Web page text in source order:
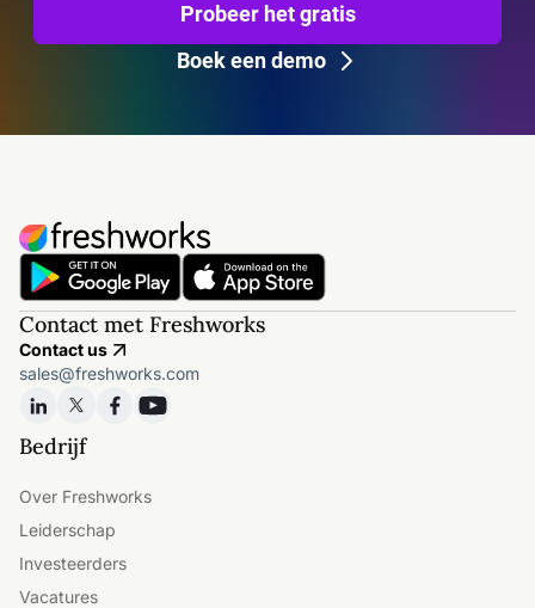
Probeer het gratis
Boek een demo
Contact met Freshworks
Contact us
sales@freshworks.com
Bedrijf
Over Freshworks
Leiderschap
Investeerders
Vacatures